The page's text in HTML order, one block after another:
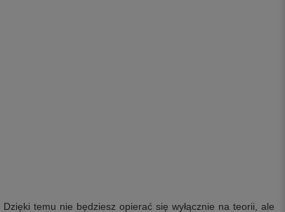
Dzięki temu nie będziesz opierać się wyłącznie na teorii, ale